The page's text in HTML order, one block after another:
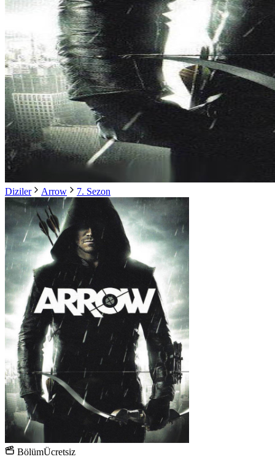
Diziler Arrow 7. Sezon
BölümÜcretsiz